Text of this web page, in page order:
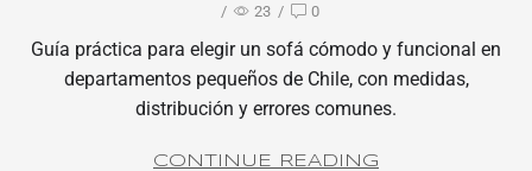
/ 23 / 0
Guía práctica para elegir un sofá cómodo y funcional en
departamentos pequeños de Chile, con medidas,
distribución y errores comunes.
CONTINUE READING